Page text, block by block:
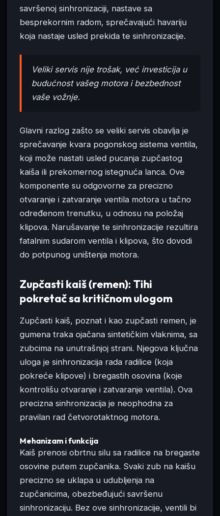
savršenoj sinhronizaciji, nastave sa
besprekornim radom, sprečavajući havariju
koja nastaje usled prekida te sinhronizacije.
Veliki servis nije trošak, već investicija u
budućnost vašeg motora i bezbednost
vaše vožnje.
Glavni razlog zašto se veliki servis obavlja je
sprečavanje kvara pogonskog sistema ventila,
koji može nastati usled pucanja zupčastog
kaiša ili prekomernog istegnuća lanca. Ove
komponente su odgovorne za precizno
otvaranje i zatvaranje ventila motora u tačno
određenom trenutku, u odnosu na položaj
klipova. Narušavanje te sinhronizacije rezultira
fatalnim sudarom ventila i klipova, što dovodi
do potpunog uništenja motora.
Zupčasti kaiš (remen): Tihi
pokretač sa kritičnom ulogom
Zupčasti kaiš, poznat i kao zupčasti remen, je
gumena traka ojačana sintetičkim vlaknima, sa
zubcima na unutrašnjoj strani. Njegova ključna
uloga je sinhronizacija rada radilice (koja
pokreće klipove) i bregastih osovina (koje
kontrolišu otvaranje i zatvaranje ventila). Ova
precizna sinhronizacija je neophodna za
pravilan rad četvorotaktnog motora.
Mehanizam i funkcija
Kaiš prenosi obrtnu silu sa radilice na bregaste
osovine putem zupčanika. Svaki zub na kaišu
precizno se uklapa u udubljenja na
zupčanicima, obezbeđujući savršenu
sinhronizaciju. Bez ove sinhronizacije, ventili bi